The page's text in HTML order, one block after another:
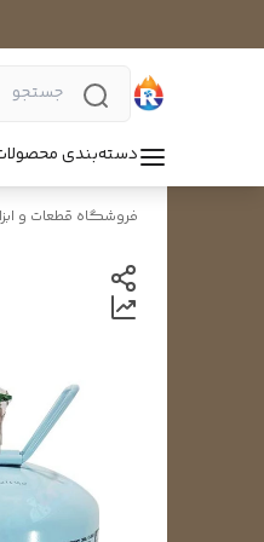
دسته‌بندی
فروشگاه قطعات و